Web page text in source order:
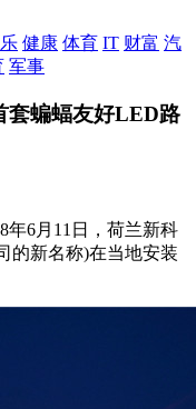
健康 体育 IT 财富 汽
军事
套蝙蝠友好LED路
年6月11日，荷兰新科
的新名称)在当地安装